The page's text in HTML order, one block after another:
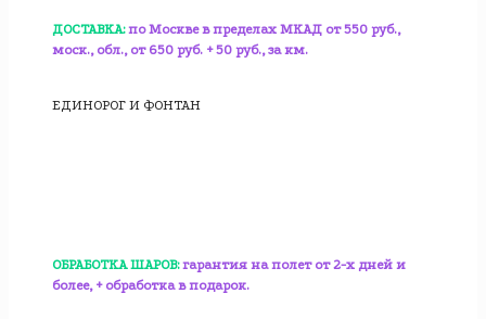
ДОСТАВКА: по Москве в пределах МКАД от 550 руб.,
моск., обл., от 650 руб. + 50 руб., за км.
ЕДИНОРОГ И ФОНТАН
ОБРАБОТКА ШАРОВ: гарантия на полет от 2-х дней и
более, + обработка в подарок.